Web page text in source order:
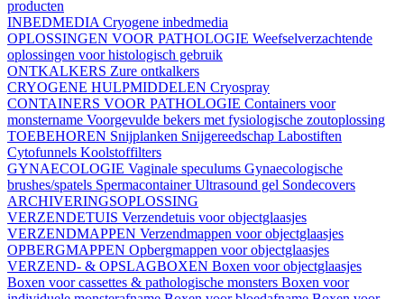
producten
INBEDMEDIA Cryogene inbedmedia
OPLOSSINGEN VOOR PATHOLOGIE Weefselverzachtende
oplossingen voor histologisch gebruik
ONTKALKERS Zure ontkalkers
CRYOGENE HULPMIDDELEN Cryospray
CONTAINERS VOOR PATHOLOGIE Containers voor
monstername Voorgevulde bekers met fysiologische zoutoplossing
TOEBEHOREN Snijplanken Snijgereedschap Labostiften
Cytofunnels Koolstoffilters
GYNAECOLOGIE Vaginale speculums Gynaecologische
brushes/spatels SpermacontainerUltrasound gel Sondecovers
ARCHIVERINGSOPLOSSING
VERZENDETUIS Verzendetuis voor objectglaasjes
VERZENDMAPPEN Verzendmappen voor objectglaasjes
OPBERGMAPPEN Opbergmappen voor objectglaasjes
VERZEND- & OPSLAGBOXEN Boxen voor objectglaasjes
Boxen voor cassettes & pathologische monsters Boxen voor